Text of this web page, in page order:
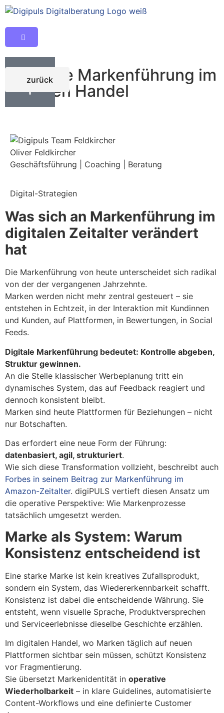
Moderne Markenführung im
digitalen Handel
zurück
Oliver Feldkircher
Geschäftsführung | Coaching | Beratung
Digital-Strategien
Was sich an Markenführung im
digitalen Zeitalter verändert
hat
Die Markenführung von heute unterscheidet sich radikal
von der der vergangenen Jahrzehnte.
Marken werden nicht mehr zentral gesteuert – sie
entstehen in Echtzeit, in der Interaktion mit Kundinnen
und Kunden, auf Plattformen, in Bewertungen, in Social
Feeds.
Digitale Markenführung bedeutet: Kontrolle abgeben,
Struktur gewinnen.
An die Stelle klassischer Werbeplanung tritt ein
dynamisches System, das auf Feedback reagiert und
dennoch konsistent bleibt.
Marken sind heute Plattformen für Beziehungen – nicht
nur Botschaften.
Das erfordert eine neue Form der Führung:
datenbasiert, agil, strukturiert.
Wie sich diese Transformation vollzieht, beschreibt auch
Forbes in seinem Beitrag zur Markenführung im
Amazon-Zeitalter. digiPULS vertieft diesen Ansatz um
die operative Perspektive: Wie Markenprozesse
tatsächlich umgesetzt werden.
Marke als System: Warum
Konsistenz entscheidend ist
Eine starke Marke ist kein kreatives Zufallsprodukt,
sondern ein System, das Wiedererkennbarkeit schafft.
Konsistenz ist dabei die entscheidende Währung. Sie
entsteht, wenn visuelle Sprache, Produktversprechen
und Serviceerlebnisse dieselbe Geschichte erzählen.
Im digitalen Handel, wo Marken täglich auf neuen
Plattformen sichtbar sein müssen, schützt Konsistenz
vor Fragmentierung.
Sie übersetzt Markenidentität in operative
Wiederholbarkeit – in klare Guidelines, automatisierte
Content-Workflows und eine definierte Customer